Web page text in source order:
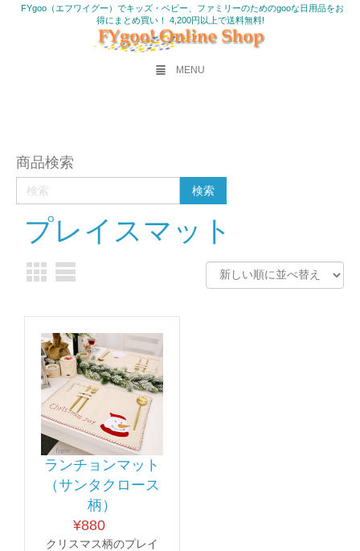
FYgoo（エフワイグー）でキッズ・ベビー、ファミリーのためのgooな日用品をお
得にまとめ買い！ 4,200円以上で送料無料!
MENU
商品検索
プレイスマット
ランチョンマット
（サンタクロース
柄）
¥880
クリスマス柄のプレイ